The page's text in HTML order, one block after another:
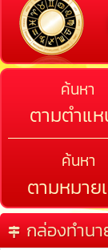
ค้นหา
ตามตำแ
ค้นหา
ตามหมาย
กล่องทำนา